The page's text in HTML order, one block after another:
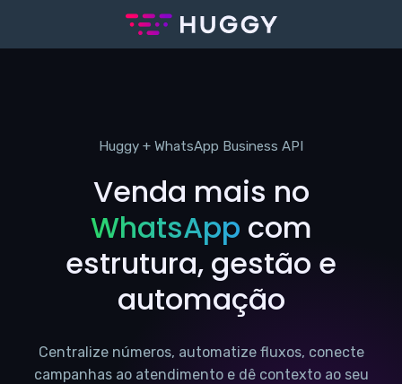
Huggy + WhatsApp Business API
Venda mais no
WhatsApp com
estrutura, gestão e
automação
Centralize números, automatize fluxos, conecte
campanhas ao atendimento e dê contexto ao seu